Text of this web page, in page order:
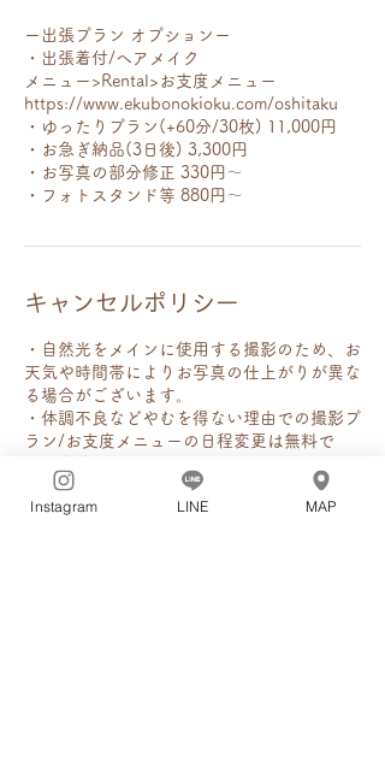
ー出張プラン オプションー
・出張着付/ヘアメイク
メニュー>Rental>お支度メニュー
https://www.ekubonokioku.com/oshitaku
・ゆったりプラン(+60分/30枚) 11,000円
・お急ぎ納品(3日後) 3,300円
・お写真の部分修正 330円〜
・フォトスタンド等 880円〜
キャンセルポリシー
・自然光をメインに使用する撮影のため、お
天気や時間帯によりお写真の仕上がりが異な
る場合がございます。
​・体調不良などやむを得ない理由での撮影プ
ラン/お支度メニューの日程変更は無料で
す。
・撮影プラン/お支度メニューをキャンセ
Instagram LINE MAP